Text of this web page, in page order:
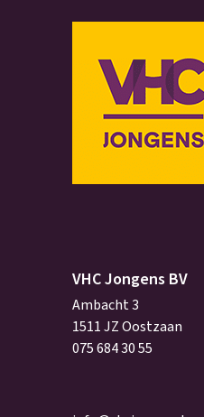
VHC Jongens BV
Ambacht 3
1511 JZ Oostzaan
075 684 30 55